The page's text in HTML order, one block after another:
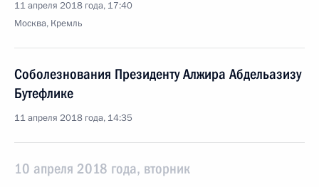
11 апреля 2018 года, 17:40
Москва, Кремль
Соболезнования Президенту Алжира Абдельазизу
Бутефлике
11 апреля 2018 года, 14:35
10 апреля 2018 года, вторник